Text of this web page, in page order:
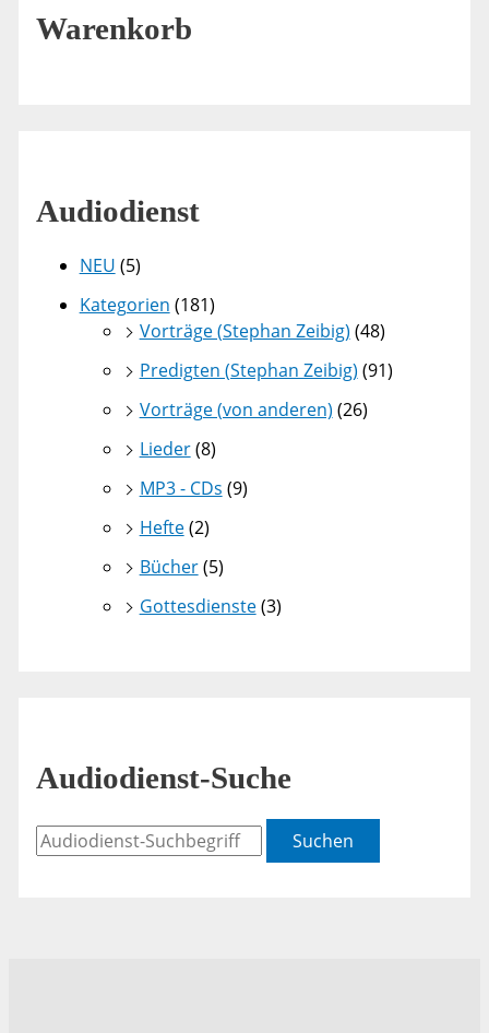
Warenkorb
Audiodienst
NEU (5)
Kategorien (181)
Vorträge (Stephan Zeibig) (48)
Predigten (Stephan Zeibig) (91)
Vorträge (von anderen) (26)
Lieder(8)
MP3 - CDs (9)
Hefte(2)
Bücher(5)
Gottesdienste(3)
Audiodienst-Suche
Suchen